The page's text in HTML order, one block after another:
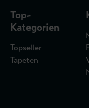
Top-
Kategorien
Topseller
Tapeten